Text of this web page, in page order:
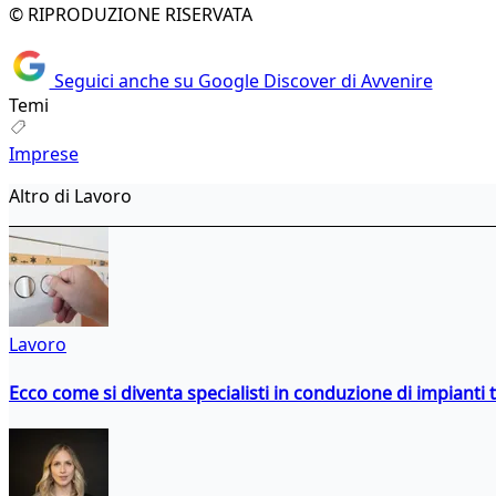
© RIPRODUZIONE RISERVATA
Seguici anche su Google Discover di Avvenire
Temi
Imprese
Altro di Lavoro
Lavoro
Ecco come si diventa specialisti in conduzione di impianti